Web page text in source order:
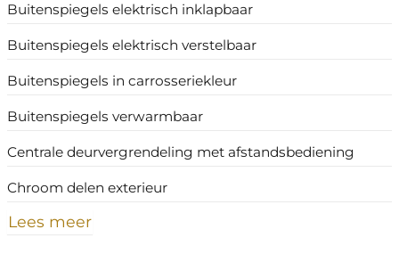
Buitenspiegels elektrisch inklapbaar
Buitenspiegels elektrisch verstelbaar
Buitenspiegels in carrosseriekleur
Buitenspiegels verwarmbaar
Centrale deurvergrendeling met afstandsbediening
Chroom delen exterieur
Lees meer